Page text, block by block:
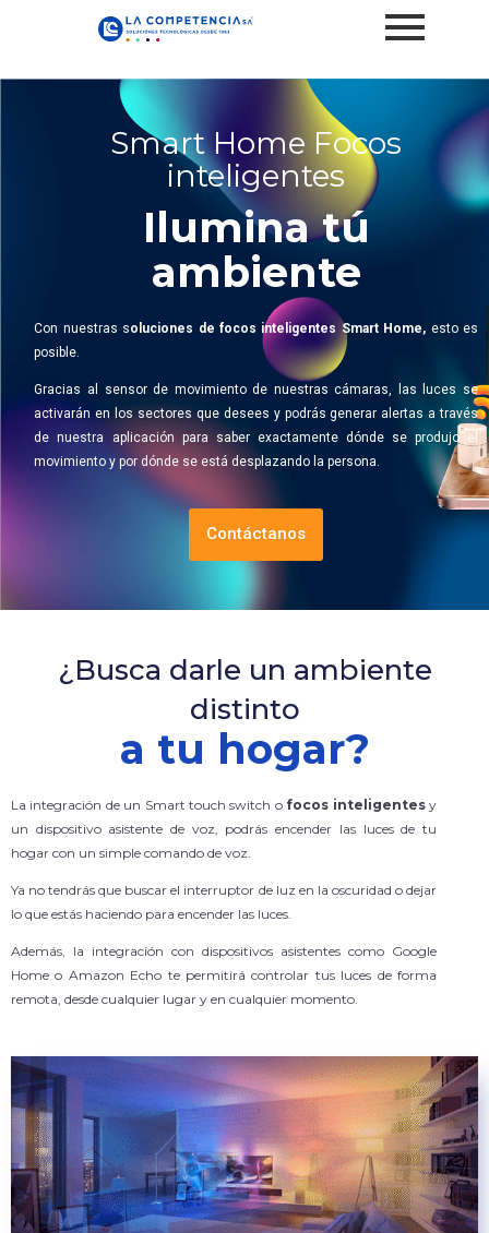
Smart Home Focos
inteligentes
Ilumina tú
ambiente
Con nuestras soluciones de focos inteligentes Smart Home, esto es
posible.
Gracias al sensor de movimiento de nuestras cámaras, las luces se
activarán en los sectores que desees y podrás generar alertas a través
de nuestra aplicación para saber exactamente dónde se produjo el
movimiento y por dónde se está desplazando la persona.
Contáctanos
¿Busca darle un ambiente
distinto
a tu hogar?
La integración de un Smart touch switch o focos inteligentesy
un dispositivo asistente de voz, podrás encender las luces de tu
hogar con un simple comando de voz.
Ya no tendrás que buscar el interruptor de luz en la oscuridad o dejar
lo que estás haciendo para encender las luces.
Además, la integración con dispositivos asistentes como Google
Home o Amazon Echo te permitirá controlar tus luces de forma
remota, desde cualquier lugar y en cualquier momento.